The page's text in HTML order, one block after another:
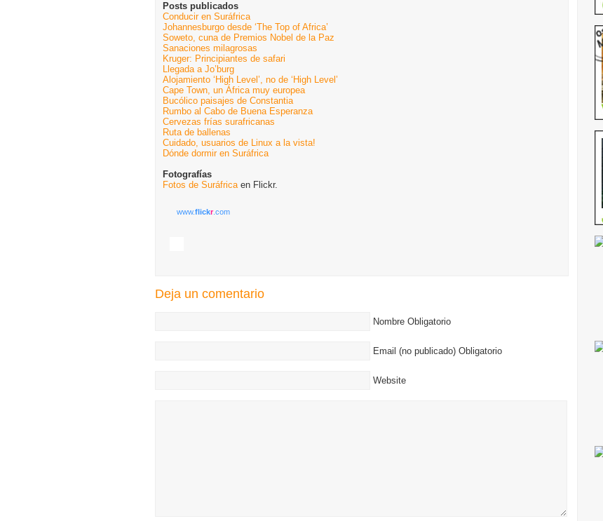
Posts publicados
Conducir en Suráfrica
Johannesburgo desde ‘The Top of Africa’
Soweto, cuna de Premios Nobel de la Paz
Sanaciones milagrosas
Kruger: Principiantes de safari
Llegada a Jo’burg
Alojamiento ‘High Level’, no de ‘High Level’
Cape Town, un África muy europea
Bucólico paisajes de Constantia
Rumbo al Cabo de Buena Esperanza
Cervezas frías surafricanas
Ruta de ballenas
Cuidado, usuarios de Linux a la vista!
Dónde dormir en Suráfrica
Fotografías
Fotos de Suráfricaen Flickr.
www.flickr.com
Deja un comentario
Nombre Obligatorio
Email (no publicado) Obligatorio
Website